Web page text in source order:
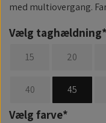
med multiovergang.
Vælg taghældning*
15 20
40 45
Vælg farve*